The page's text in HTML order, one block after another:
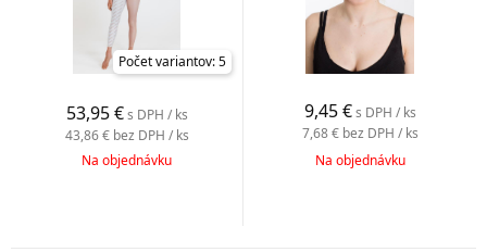
Počet variantov: 5
53,95 € s DPH / ks
43,86 € bez DPH / ks
Na objednávku
9,45 € s DPH / ks
7,68 € bez DPH / ks
Na objednávku